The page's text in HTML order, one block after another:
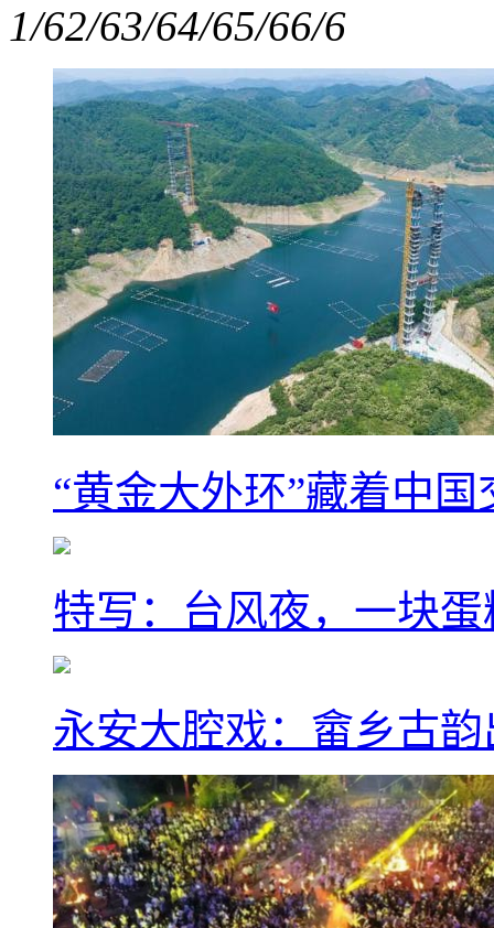
1/62/63/64/65/66/6
“黄金大外环”藏着中
特写：台风夜，一块
永安大腔戏：畲乡古